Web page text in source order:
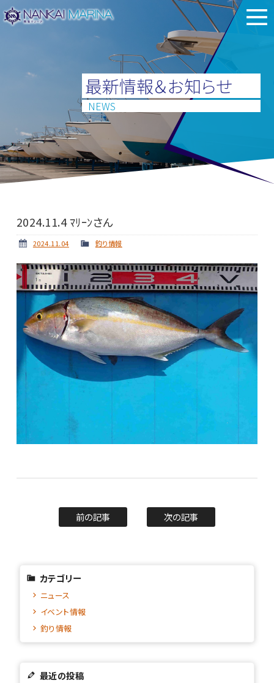
最新情報＆お知らせ
NEWS
2024.11.4 ﾏﾘｰﾝさん
2024.11.04 釣り情報
前の記事 次の記事
カテゴリー
ニュース
イベント情報
釣り情報
最近の投稿